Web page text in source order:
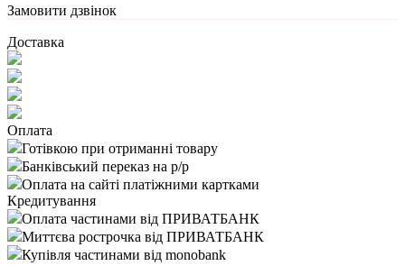
Замовити дзвінок
Доставка
Оплата
Готівкою при отриманні товару
Банківський переказ на р/р
Оплата на сайті платіжними картками
Кредитування
Оплата частинами від ПРИВАТБАНК
Миттєва рострочка від ПРИВАТБАНК
Купівля частинами від monobank